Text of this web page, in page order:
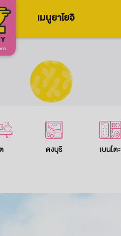
เมนูยาโยอิ
ดงบุริ เบนโตะ